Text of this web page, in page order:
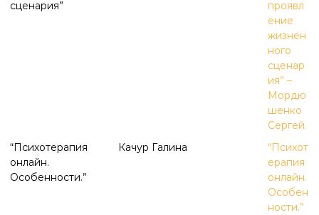
сценария”
проявл
ение
жизнен
ного
сценар
ия” –
Мордю
шенко
Сергей.
“Психотерапия
онлайн.
Особенности.”
Качур Галина
“Психот
ерапия
онлайн.
Особен
ности.”